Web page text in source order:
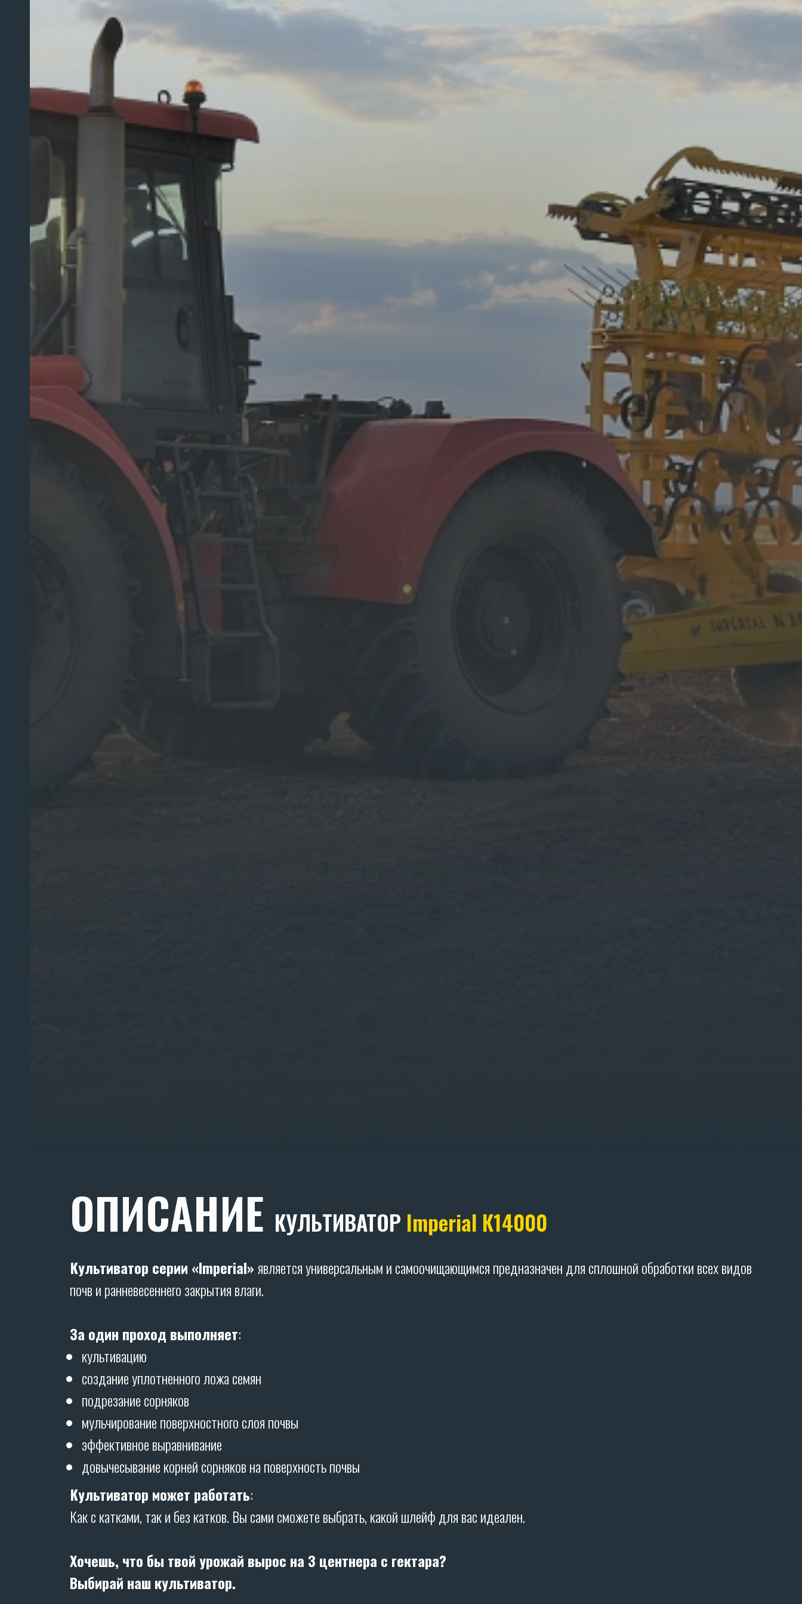
ОПИСАНИЕ КУЛЬТИВАТОР Imperial К14000
Культиватор серии «Imperial» является универсальным и самоочищающимся предназначен для сплошной обработки всех видов
почв и ранневесеннего закрытия влаги.
За один проход выполняет:
культивацию
создание уплотненного ложа семян
подрезание сорняков
мульчирование поверхностного слоя почвы
эффективное выравнивание
довычесывание корней сорняков на поверхность почвы
Культиватор может работать:
Как с катками, так и без катков. Вы сами сможете выбрать, какой шлейф для вас идеален.
Хочешь, что бы твой урожай вырос на 3 центнера с гектара?
Выбирай наш культиватор.